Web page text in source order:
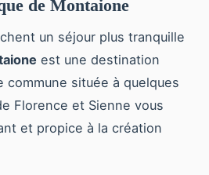
de Montaione
un séjour plus tranquille
est une destination
située à quelques
Florence et Sienne vous
et propice à la création